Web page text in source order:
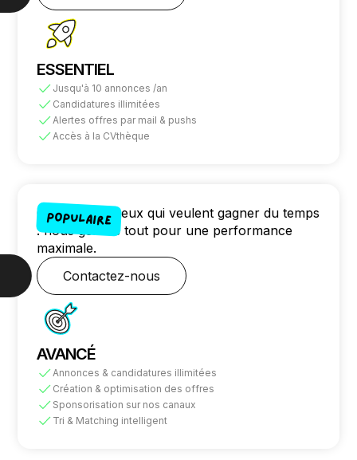
ESSENTIEL
Jusqu'à 10 annonces /an
Candidatures illimitées
Alertes offres par mail & pushs
Accès à la CVthèque
AVANCÉ
Conçu pour ceux qui veulent gagner du temps
: nous gérons tout pour une performance
maximale.
Contactez-nous
Annonces & candidatures illimitées
Création & optimisation des offres
Sponsorisation sur nos canaux
Tri & Matching intelligent
Populaire